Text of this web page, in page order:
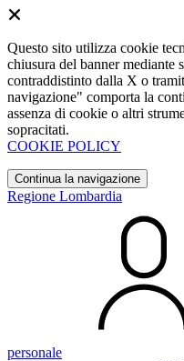
Questo sito utilizza cookie
chiusura del banner mediante
contraddistinto dalla X o
navigazione" comporta la
assenza di cookie o altri
sopracitati.
COOKIE POLICY
Continua la navigazione
Regione Lombardia
personale